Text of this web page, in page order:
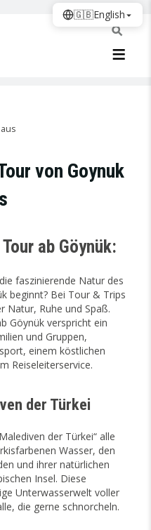
von Goynuk
ab Göynük:
faszinierende Natur des
beginnt? Bei Tour & Trips
Natur, Ruhe und Spaß.
Göynük verspricht ein
und Gruppen,
einem köstlichen
Reiseleiterservice.
der Türkei
der Türkei“ alle
Wasser, den
und ihrer natürlichen
Insel. Diese
Unterwasserwelt voller
die gerne schnorcheln.
🇬🇧English